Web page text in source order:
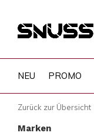
NEU PROMO
Zurück zur Übersicht
Marken